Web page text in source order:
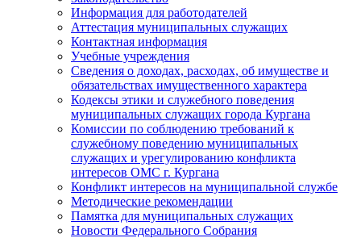
Информация для работодателей
Аттестация муниципальных служащих
Контактная информация
Учебные учреждения
Сведения о доходах, расходах, об имуществе и
обязательствах имущественного характера
Кодексы этики и служебного поведения
муниципальных служащих города Кургана
Комиссии по соблюдению требований к
служебному поведению муниципальных
служащих и урегулированию конфликта
интересов ОМС г. Кургана
Конфликт интересов на муниципальной службе
Методические рекомендации
Памятка для муниципальных служащих
Новости Федерального Cобрания